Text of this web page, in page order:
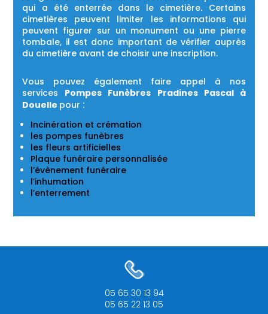
qui a été enterrée dans le cimetière. Certains
cimetières peuvent limiter les informations qui
peuvent figurer sur un monument ou une pierre
tombale, il est donc important de vérifier auprès
du cimetière avant de choisir une inscription.
Vous pouvez également faire appel à nos
services
Pompes Funèbres Pradines Pascal à
Douelle pour :
Incinération et crémation
les pompes funèbres
les fleurs artificielles
Plaque funéraire personnalisée
l’évènement funéraire
l’inhumation
l’enterrement
05 65 30 13 94
05 65 22 13 05